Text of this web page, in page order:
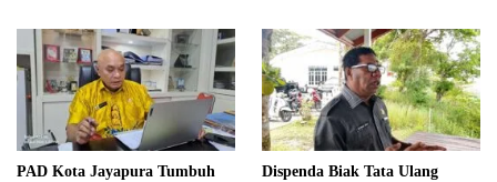
PAD Kota Jayapura Tumbuh
Dispenda Biak Tata Ulang